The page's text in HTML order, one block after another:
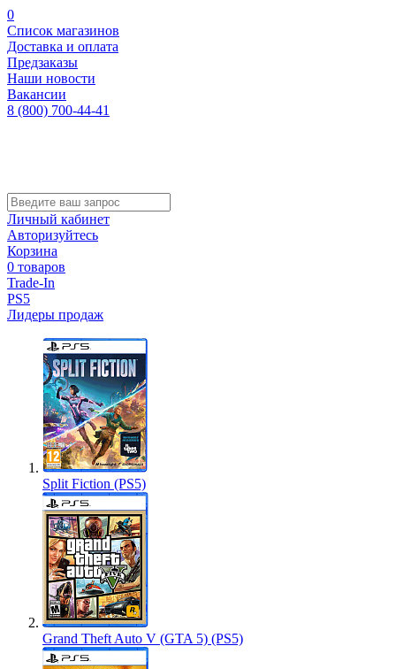
0
Список магазинов
Доставка и оплата
Предзаказы
Наши новости
Вакансии
8 (800) 700-44-41
Личный кабинет
Авторизуйтесь
Корзина
0 товаров
Trade-In
PS5
Лидеры продаж
Split Fiction (PS5)
Grand Theft Auto V (GTA 5) (PS5)